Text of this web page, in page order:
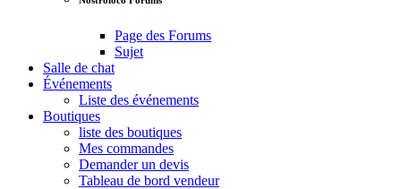
Page des Forums
Sujet
Salle de chat
Événements
Liste des événements
Boutiques
liste des boutiques
Mes commandes
Demander un devis
Tableau de bord vendeur